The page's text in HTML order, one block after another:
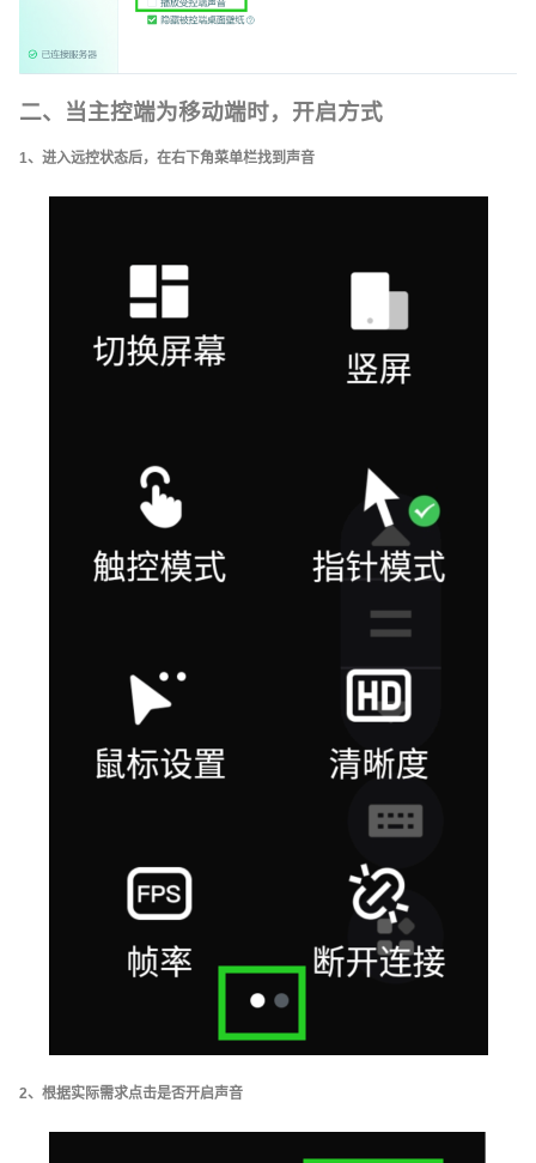
二、当主控端为移动端时，开启方式
1、进入远控状态后，在右下角菜单栏找到声音
2、根据实际需求点击是否开启声音